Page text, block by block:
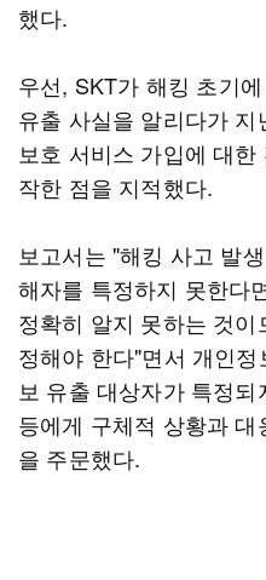
했다.
우선, SKT가 해킹 초기
유출 사실을 알리다가
보호 서비스 가입에 대
작한 점을 지적했다.
보고서는 "해킹 사고 발
해자를 특정하지 못한다
정확히 알지 못하는 것
정해야 한다"면서 개인
보 유출 대상자가 특정
등에게 구체적 상황과
을 주문했다.